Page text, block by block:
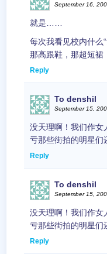
September 16,
就是……
每次我看见校内什
那高跟鞋，那超短裙
Reply
To denshil
September 15,
没天理啊！我们作女
亏那些街拍的明星们
Reply
To denshil
September 15,
没天理啊！我们作女
亏那些街拍的明星们
Reply